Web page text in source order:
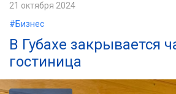
21 октября 2024
#Бизнес
В Губахе закрывается
гостиница